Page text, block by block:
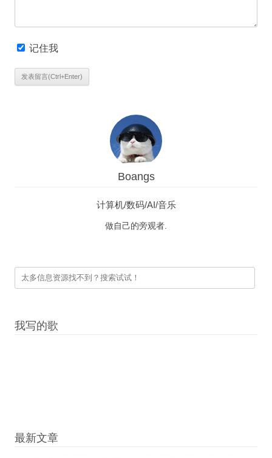
记住我
Boangs
计算机/数码/AI/音乐
做自己的旁观者.
我写的歌
最新文章